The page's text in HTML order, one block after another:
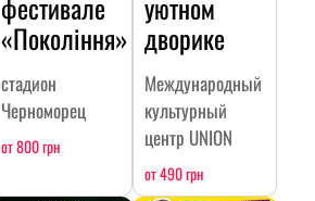
«Покоління»
стадион
Черноморец
от 800 грн
дворике
Международный
культурный
центр UNION
от 490 грн